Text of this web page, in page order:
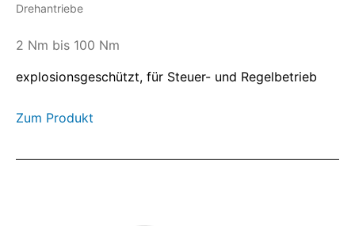
Drehantriebe
2 Nm bis 100 Nm
explosionsgeschützt, für Steuer- und Regelbetrieb
Zum Produkt